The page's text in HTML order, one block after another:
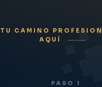
TU CAMINO
AQUÍ
PASO 1